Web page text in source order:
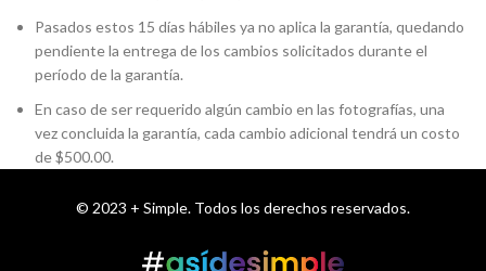
Pasados estos 15 días hábiles ya no aplica la garantía, quedando
pendiente la entrega de los cambios solicitados durante el
período de la garantía.
En caso de ser requerido algún cambio en las fotografías, una
vez concluida la garantía, cada cambio adicional tendrá un costo
de $500.00.
© 2023 + Simple. Todos los derechos reservados.